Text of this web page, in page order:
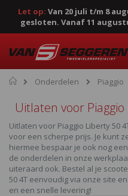
Let op: Van 20 juli t/m 8
gesloten. Vanaf 11
naar
de
inhoud
Home
Onderdelen Piaggio
Uitlaten voor
Uitlaten voor Piaggio Liberty 50
voor een scherpe prijs. Je kunt
hiermee bespaar je ook nog
de onderdelen in onze
uiteraard ook. Bestel al je
50 4T eenvoudig via onze site
en een snelle levering!